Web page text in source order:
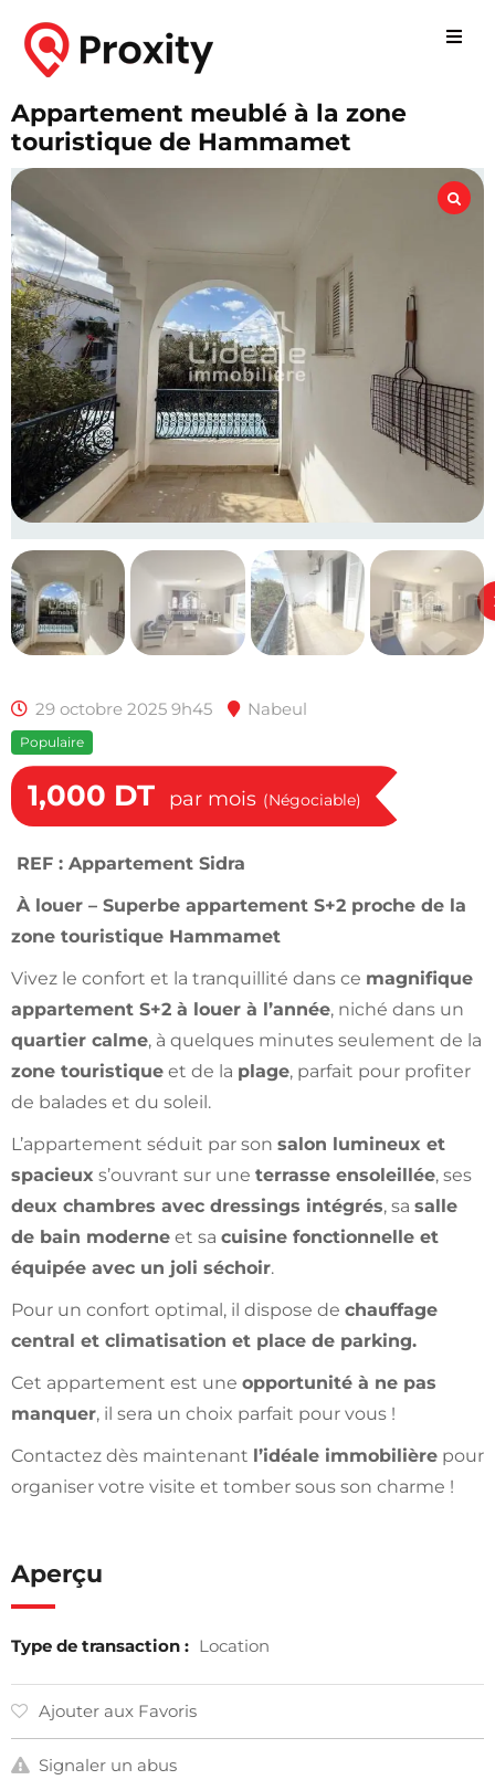
Appartement meublé à la zone
touristique de Hammamet
29 octobre 2025 9h45 Nabeul
Populaire
1,000 DT par mois (Négociable)
REF : Appartement Sidra
À louer – Superbe appartement S+2 proche de la
zone touristique Hammamet
Vivez le confort et la tranquillité dans ce magnifique
appartement S+2 à louer à l’année, niché dans un
quartier calme, à quelques minutes seulement de la
zone touristique et de la plage, parfait pour profiter
de balades et du soleil.
L’appartement séduit par son salon lumineux et
spacieux s’ouvrant sur une terrasse ensoleillée, ses
deux chambres avec dressings intégrés, sa salle
de bain moderne et sa cuisine fonctionnelle et
équipée avec un joli séchoir.
Pour un confort optimal, il dispose de chauffage
central et climatisation et place de parking.
Cet appartement est une opportunité à ne pas
manquer, il sera un choix parfait pour vous !
Contactez dès maintenant l’idéale immobilière pour
organiser votre visite et tomber sous son charme !
Aperçu
Type de transaction : Location
Ajouter aux Favoris
Signaler un abus